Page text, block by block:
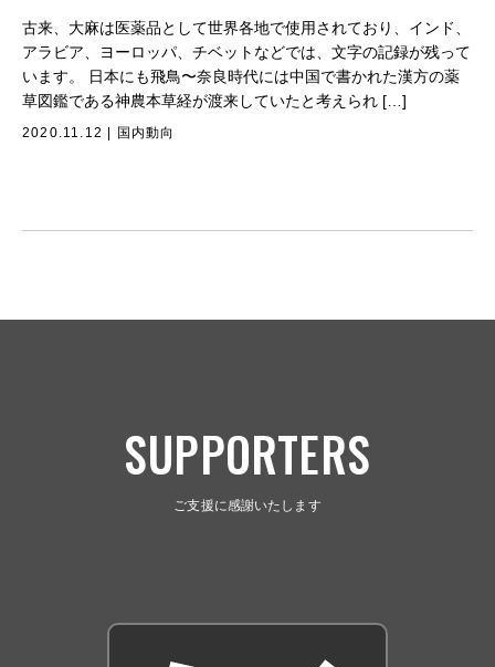
古来、大麻は医薬品として世界各地で使用されており、インド、
アラビア、ヨーロッパ、チベットなどでは、文字の記録が残って
います。 日本にも飛鳥〜奈良時代には中国で書かれた漢方の薬
草図鑑である神農本草経が渡来していたと考えられ […]
2020.11.12 国内動向
SUPPORTERS
ご支援に感謝いたします